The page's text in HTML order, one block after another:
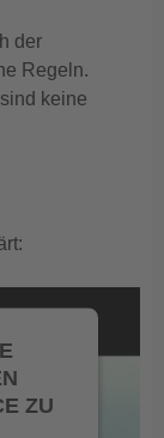
der
Regeln.
keine
ZU